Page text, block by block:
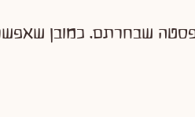
שבחרתם. כמובן